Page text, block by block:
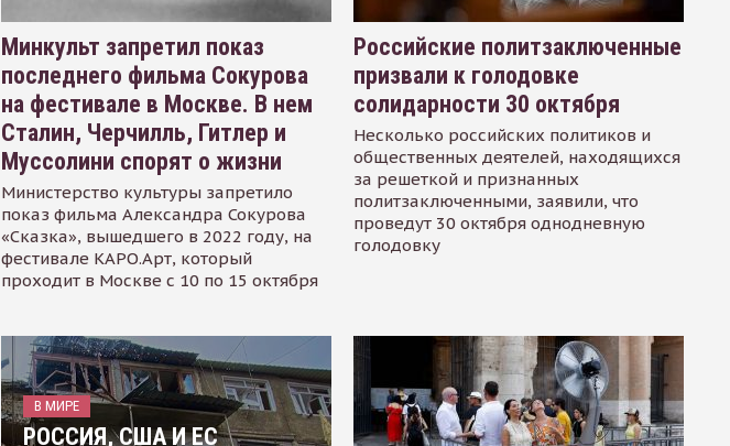
Минкульт запретил показ
последнего фильма Сокурова
на фестивале в Москве. В нем
Сталин, Черчилль, Гитлер и
Муссолини спорят о жизни
Министерство культуры запретило
показ фильма Александра Сокурова
«Сказка», вышедшего в 2022 году, на
фестивале КАРО.Арт, который
проходит в Москве с 10 по 15 октября
Российские политзаключенные
призвали к голодовке
солидарности 30 октября
Несколько российских политиков и
общественных деятелей, находящихся
за решеткой и признанных
политзаключенными, заявили, что
проведут 30 октября однодневную
голодовку
В МИРЕ
РОССИЯ, США И ЕС